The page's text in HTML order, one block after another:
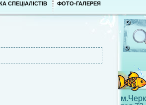
СПЕЦІАЛІСТІВ ФОТО-ГАЛЕРЕЯ